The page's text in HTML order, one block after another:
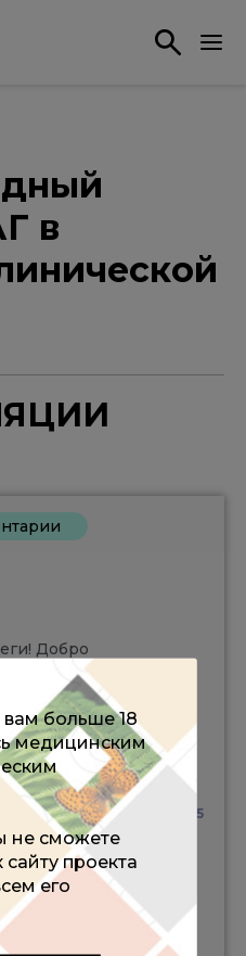
в
Добро
школу
пациент с АГ в
практике".
активности и
спикерам. Вы
вопрос в чат и
прямом эфире.
14:55
вам больше 18
медицинским
не сможете
сайту проекта
его